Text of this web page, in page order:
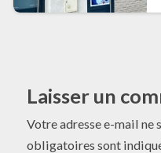
Laisser un
Votre adresse e-mail ne
obligatoires sont